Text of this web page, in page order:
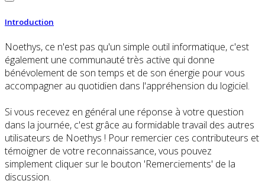
Introduction
Noethys, ce n'est pas qu'un simple outil informatique, c'est
également une communauté très active qui donne
bénévolement de son temps et de son énergie pour vous
accompagner au quotidien dans l'appréhension du logiciel.
Si vous recevez en général une réponse à votre question
dans la journée, c'est grâce au formidable travail des autres
utilisateurs de Noethys ! Pour remercier ces contributeurs et
témoigner de votre reconnaissance, vous pouvez
simplement cliquer sur le bouton 'Remerciements' de la
discussion.